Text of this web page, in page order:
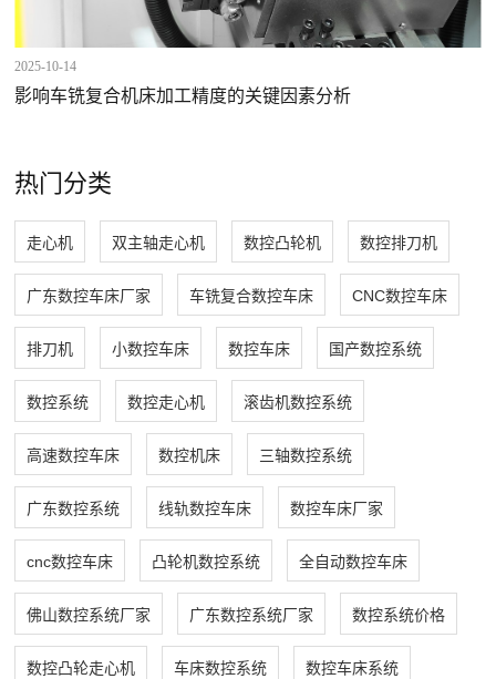
2025-10-14
影响车铣复合机床加工精度的关键因素分析
热门分类
走心机 双主轴走心机 数控凸轮机 数控排刀机
广东数控车床厂家 车铣复合数控车床 CNC数控车床
排刀机 小数控车床 数控车床 国产数控系统
数控系统 数控走心机 滚齿机数控系统
高速数控车床 数控机床 三轴数控系统
广东数控系统 线轨数控车床 数控车床厂家
cnc数控车床 凸轮机数控系统 全自动数控车床
佛山数控系统厂家 广东数控系统厂家 数控系统价格
数控凸轮走心机 车床数控系统 数控车床系统